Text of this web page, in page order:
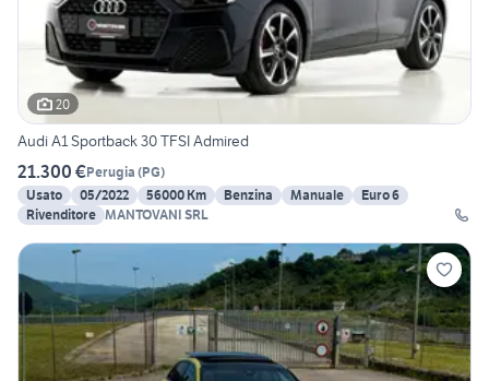
20
Audi A1 Sportback 30 TFSI Admired
21.300 €Perugia (PG)
Usato
05/2022 56000 Km Benzina Manuale
Euro 6
Rivenditore MANTOVANI SRL